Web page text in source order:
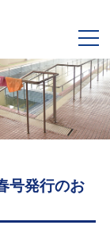
号発行のお